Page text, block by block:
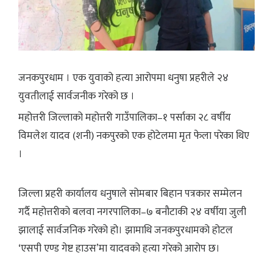
जनकपुरधाम । एक युवाको हत्या आरोपमा धनुषा प्रहरीले २४
युवतीलाई सार्वजनीक गरेको छ ।
महोत्तरी जिल्लाको महोत्तरी गाउँपालिका–१ पर्साका २८ वर्षीय
विमलेश यादव (शनी) नकपुरको एक होटेलमा मृत फेला परेका थिए
।
जिल्ला प्रहरी कार्यालय धनुषाले सोमबार बिहान पत्रकार सम्मेलन
गर्दै महोत्तरीको बलवा नगरपालिका–७ बनौटाकी २४ वर्षीया जुली
झालाई सार्वजनिक गरेको हो। झामाथि जनकपुरधामको होटल
‘एसपी एण्ड गेष्ट हाउस’मा यादवको हत्या गरेको आरोप छ।